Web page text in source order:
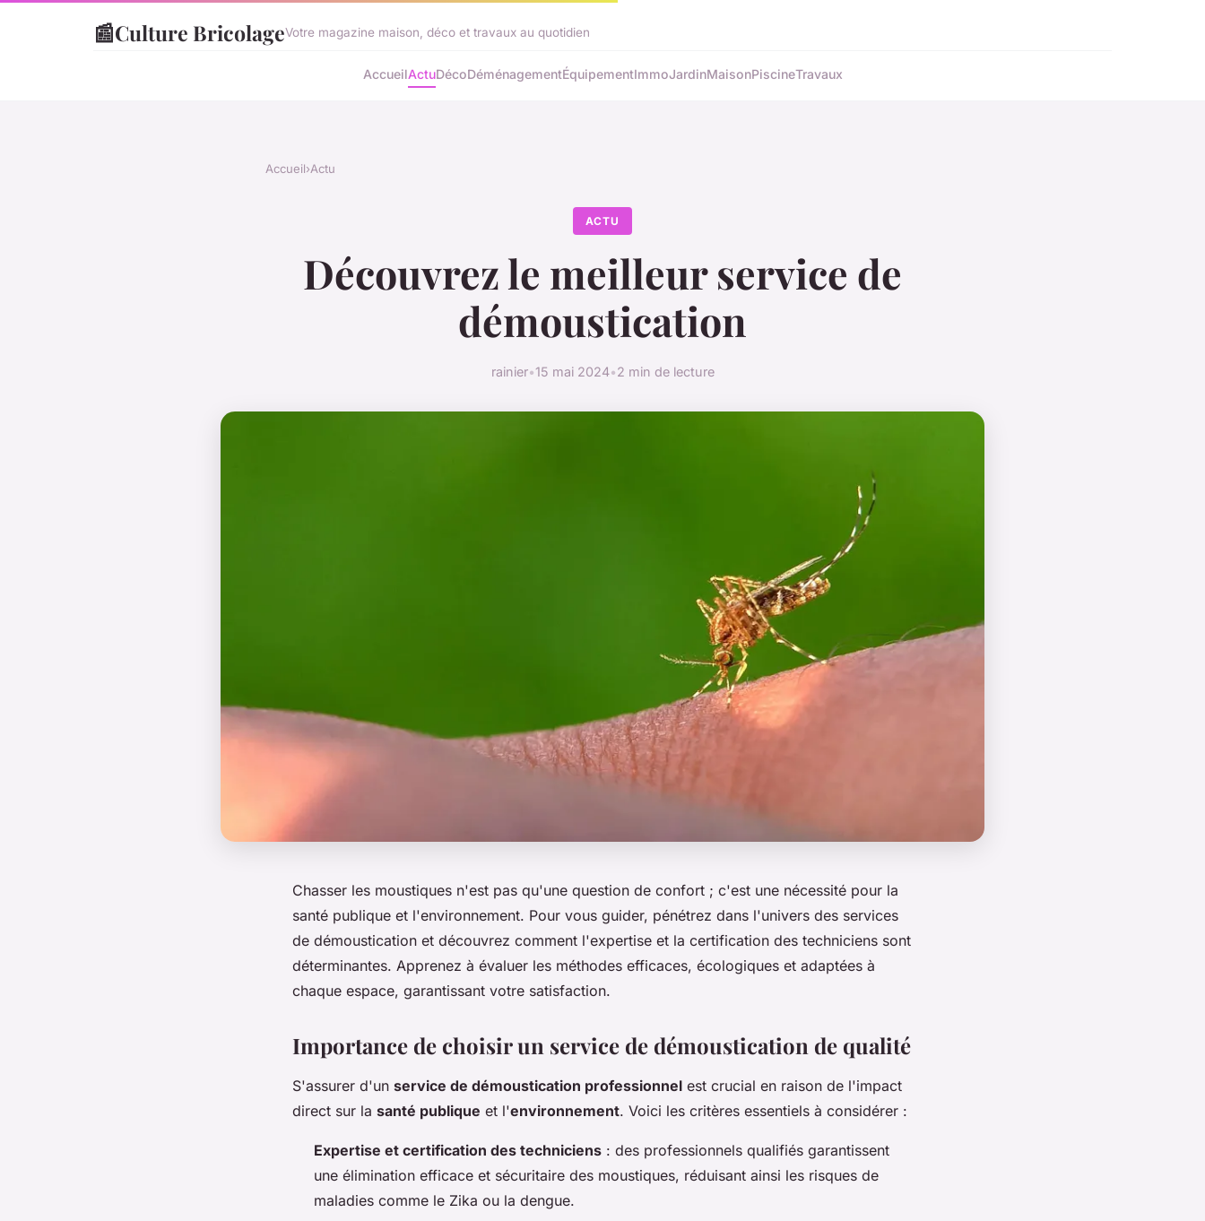
📰Culture BricolageVotre magazine maison, déco et travaux au quotidien
AccueilActuDécoDéménagementÉquipementImmoJardinMaisonPiscineTravaux
Accueil›Actu
ACTU
Découvrez le meilleur service de
démoustication
rainier•15 mai 2024•2 min de lecture
Chasser les moustiques n'est pas qu'une question de confort ; c'est une nécessité pour la
santé publique et l'environnement. Pour vous guider, pénétrez dans l'univers des services
de démoustication et découvrez comment l'expertise et la certification des techniciens sont
déterminantes. Apprenez à évaluer les méthodes efficaces, écologiques et adaptées à
chaque espace, garantissant votre satisfaction.
Importance de choisir un service de démoustication de qualité
S'assurer d'un service de démoustication professionnel est crucial en raison de l'impact
direct sur la santé publique et l'environnement. Voici les critères essentiels à considérer :
Expertise et certification des techniciens : des professionnels qualifiés garantissent
une élimination efficace et sécuritaire des moustiques, réduisant ainsi les risques de
maladies comme le Zika ou la dengue.